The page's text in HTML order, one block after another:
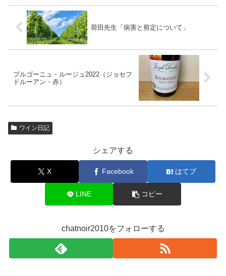
荷田先生「病害と剪定について」
ブルゴーニュ・ルージュ2022（ジョセフ
ドルーアン・赤）
ワイン日記
シェアする
X Facebook はてブ
LINE コピー
chatnoir2010をフォローする